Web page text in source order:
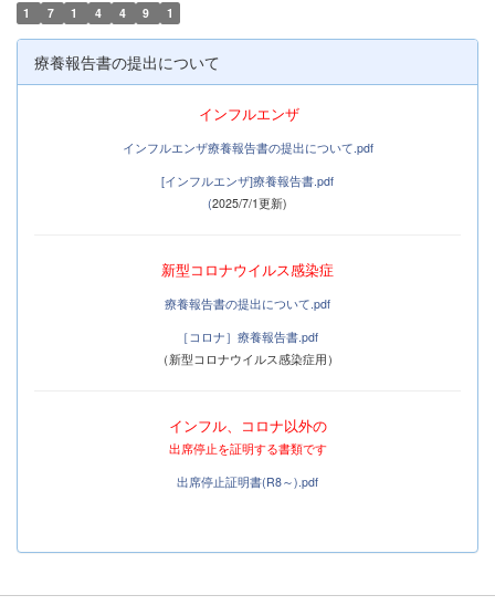
1 7 1 4 4 9 1
療養報告書の提出について
インフルエンザ
インフルエンザ療養報告書の提出について.pdf
[インフルエンザ]療養報告書.pdf
(2025/7/1更新)
新型コロナウイルス感染症
療養報告書の提出について.pdf
［コロナ］療養報告書.pdf
（新型コロナウイルス感染症用）
インフル、コロナ以外の
出席停止を証明する書類です
出席停止証明書(R8～).pdf